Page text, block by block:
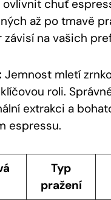
ovlivnit chuť
až po tmavě
závisí na vašich
Jemnost mletí
roli.
extrakci a
espressu.
Typ
pražení